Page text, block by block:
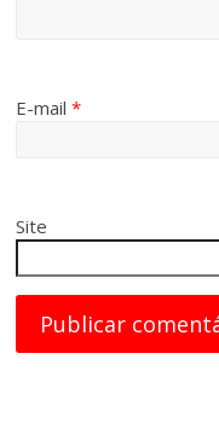
E-mail*
Site